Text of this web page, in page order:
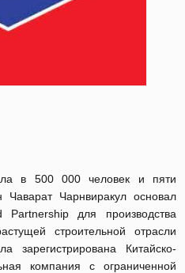
в 500 000 человек и пяти
Чаварат Чарнвиракул основал
для производства
строительной отрасли
Китайско-
компания с ограниченной